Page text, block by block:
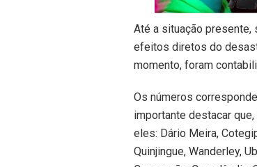
Até a situação
efeitos diretos do
momento, foram
Os números
importante destacar
eles: Dário Meira,
Quinjingue, Wanderley,